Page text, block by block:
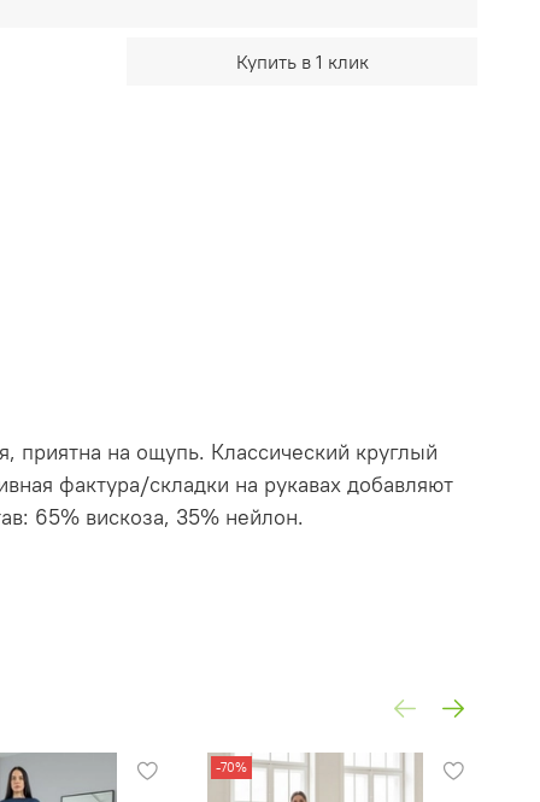
Купить в 1 клик
приятна на ощупь. Классический круглый
фактура/складки на рукавах добавляют
65% вискоза, 35% нейлон.
-70%